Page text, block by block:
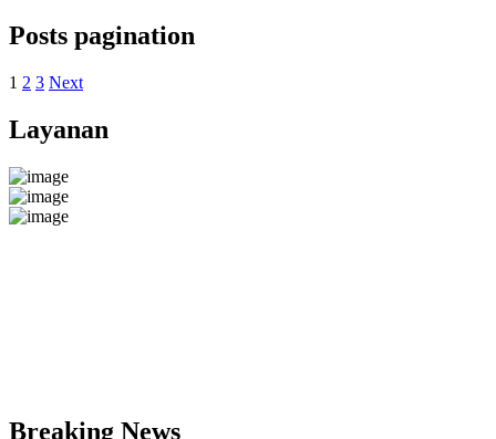
Posts pagination
1 2 3 Next
Layanan
Breaking News